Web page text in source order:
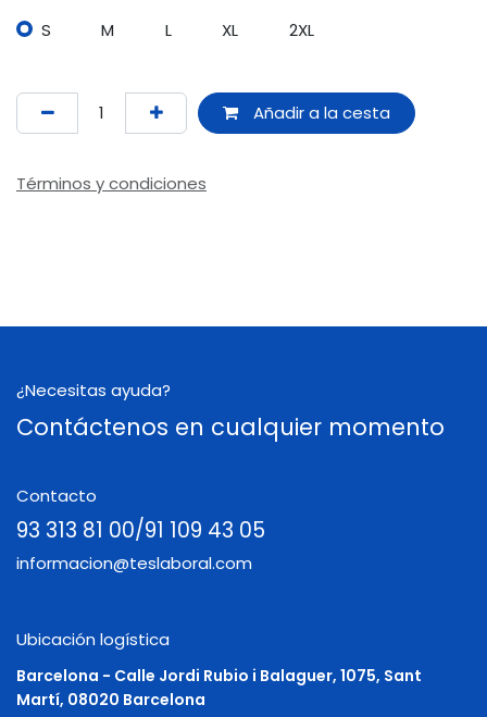
S M L XL 2XL
Añadir a la cesta
Términos y condiciones
¿Necesitas ayuda?
Contáctenos en cualquier momento
Contacto
93 313 81 00/91 109 43 05
informacion@teslaboral.com
Ubicación logística
Barcelona - Calle Jordi Rubio i Balaguer, 1075, Sant
Martí, 08020 Barcelona